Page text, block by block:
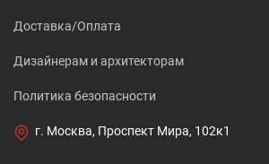
Доставка/Оплата
Дизайнерам и архитекторам
Политика безопасности
г. Москва, Проспект Мира, 102к1